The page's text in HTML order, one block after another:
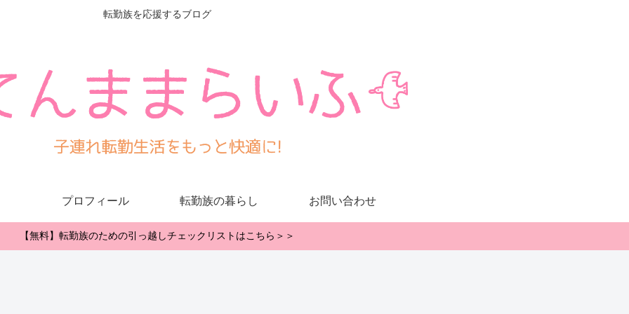
転勤族を応援するブログ
プロフィール 転勤族の暮らし お問い合わせ
【無料】転勤族のための引っ越しチェックリストはこちら＞＞